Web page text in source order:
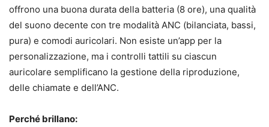
offrono una buona durata della batteria (8 ore), una qualità
del suono decente con tre modalità ANC (bilanciata, bassi,
pura) e comodi auricolari. Non esiste un’app per la
personalizzazione, ma i controlli tattili su ciascun
auricolare semplificano la gestione della riproduzione,
delle chiamate e dell’ANC.
Perché brillano: